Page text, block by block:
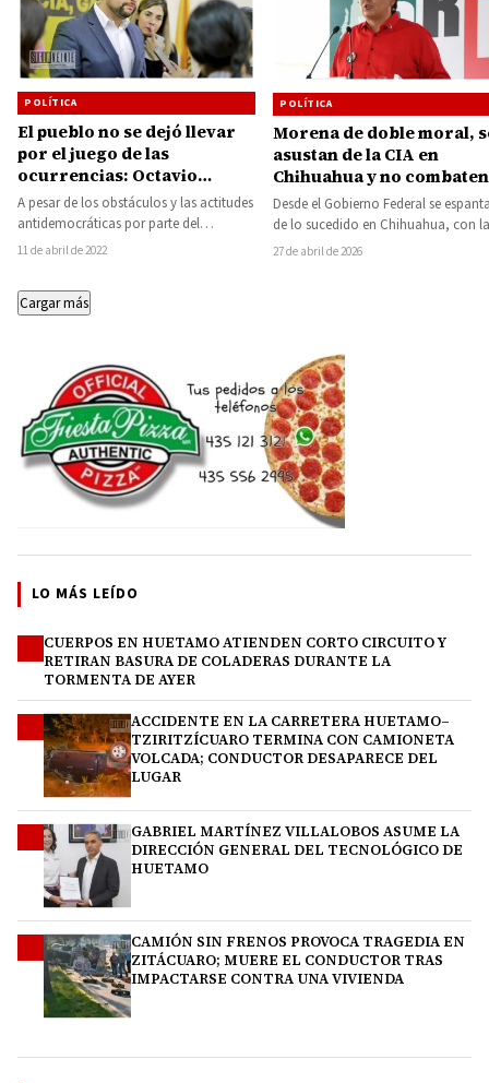
POLÍTICA
El pueblo no se dejó llevar
por el juego de las
ocurrencias: Octavio
Ocampo
A pesar de los obstáculos y las actitudes
antidemocráticas por parte del
presidente, sus gobernadores y su
11 de abril de 2022
POLÍTICA
Morena de doble moral,
asustan de la CIA en
Chihuahua y no
criminales extranjeros
Michoacán: Guillermo
Valencia
Desde el Gobierno Federal se
de lo sucedido en Chihuahua, con la
intervención de agentes
27 de abril de 2026
Cargar más
LO MÁS LEÍDO
CUERPOS EN HUETAMO ATIENDEN CORTO CIRCUITO Y
RETIRAN BASURA DE COLADERAS DURANTE LA
TORMENTA DE AYER
ACCIDENTE EN LA CARRETERA HUETAMO–
TZIRITZÍCUARO TERMINA CON CAMIONETA
VOLCADA; CONDUCTOR DESAPARECE DEL
LUGAR
GABRIEL MARTÍNEZ VILLALOBOS ASUME LA
DIRECCIÓN GENERAL DEL TECNOLÓGICO DE
HUETAMO
CAMIÓN SIN FRENOS PROVOCA TRAGEDIA EN
ZITÁCUARO; MUERE EL CONDUCTOR TRAS
IMPACTARSE CONTRA UNA VIVIENDA